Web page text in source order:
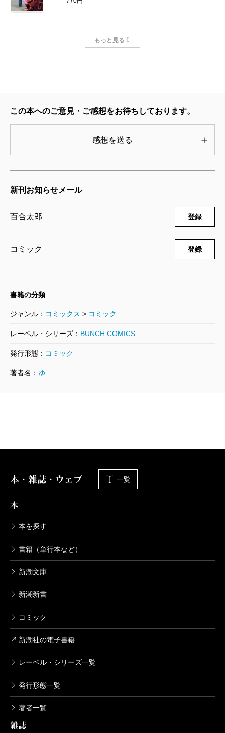
カヤちゃんはコワくない 7巻
2025/06/09
2024/11/09
2023/10/06
770円
770円
カヤちゃんはコワくない 1巻
もっと見る
この本へのご意見・ご感想をお待ちしております。
感想を送る
新刊お知らせメール
百合太郎 登録
コミック 登録
書籍の分類
ジャンル： コミックス > コミック
レーベル・シリーズ： BUNCH COMICS
発行形態： コミック
著者名： ゆ
本・雑誌・ウェブ 一覧
本
本を探す
書籍（単行本など）
新潮文庫
新潮新書
コミック
新潮社の電子書籍
レーベル・シリーズ一覧
発行形態一覧
著者一覧
雑誌